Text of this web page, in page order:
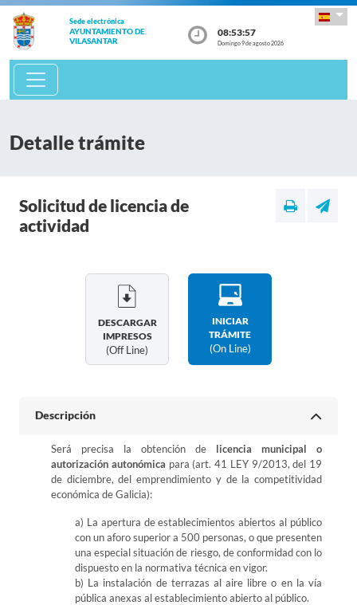
Sede electrónica
AYUNTAMIENTO DE
VILASANTAR
08:53:58
Domingo 9 de agosto 2026
Detalle trámite
Solicitud de licencia de
actividad
DESCARGAR
IMPRESOS
(off Line)
INICIAR
TRÁMITE
(on Line)
Descripción
Será precisa la obtención de licencia municipal o
autorización autonómica para (art. 41 LEY 9/2013, del 19
de diciembre, del emprendimiento y de la competitividad
económica de Galicia):
a) La apertura de establecimientos abiertos al público
con un aforo superior a 500 personas, o que presenten
una especial situación de riesgo, de conformidad con lo
dispuesto en la normativa técnica en vigor.
b) La instalación de terrazas al aire libre o en la vía
pública anexas al establecimiento abierto al público.